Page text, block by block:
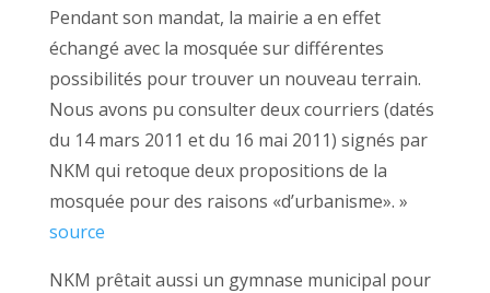
Pendant son mandat, la mairie a en effet
échangé avec la mosquée sur différentes
possibilités pour trouver un nouveau terrain.
Nous avons pu consulter deux courriers (datés
du 14 mars 2011 et du 16 mai 2011) signés par
NKM qui retoque deux propositions de la
mosquée pour des raisons «d’urbanisme». »
source
NKM prêtait aussi un gymnase municipal pour